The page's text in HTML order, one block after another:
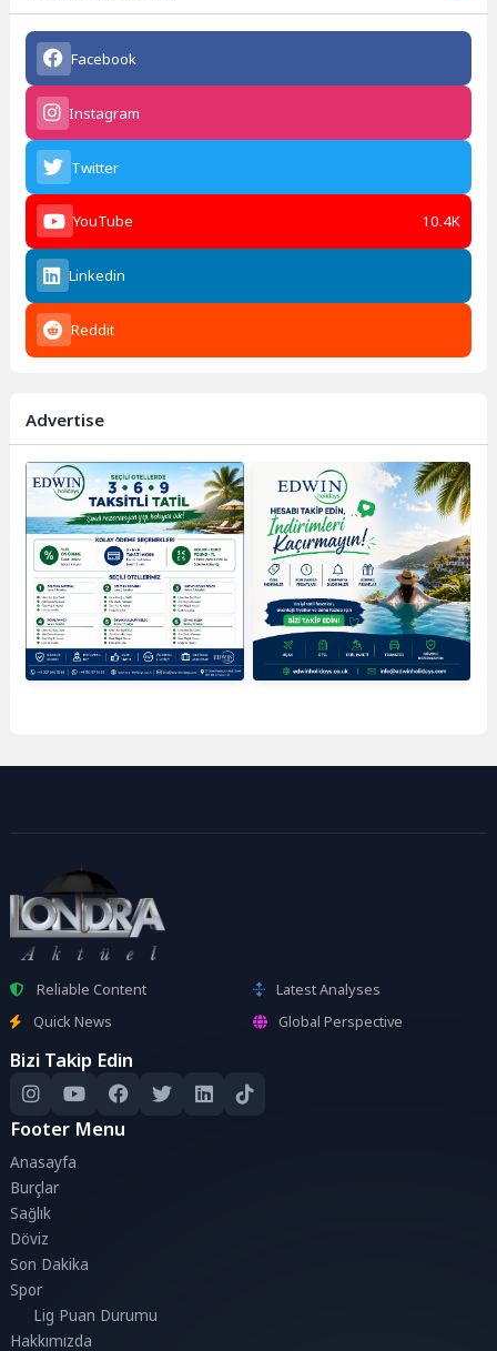
Facebook
Instagram
Twitter
YouTube 10.4K
Linkedin
Reddit
Advertise
Reliable Content
Latest Analyses
Quick News
Global Perspective
Bizi Takip Edin
Footer Menu
Anasayfa
Burçlar
Sağlık
Döviz
Son Dakika
Spor
Lig Puan Durumu
Hakkımızda